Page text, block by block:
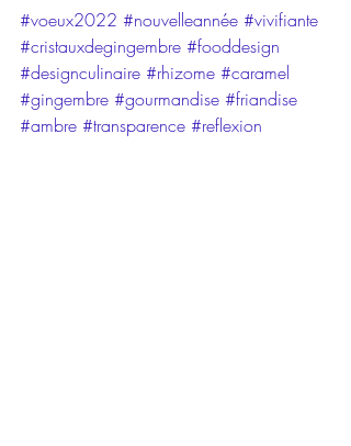
#voeux2022 #nouvelleannée #vivifiante
#cristauxdegingembre #fooddesign
#designculinaire #rhizome #caramel
#gingembre #gourmandise #friandise
#ambre #transparence #reflexion